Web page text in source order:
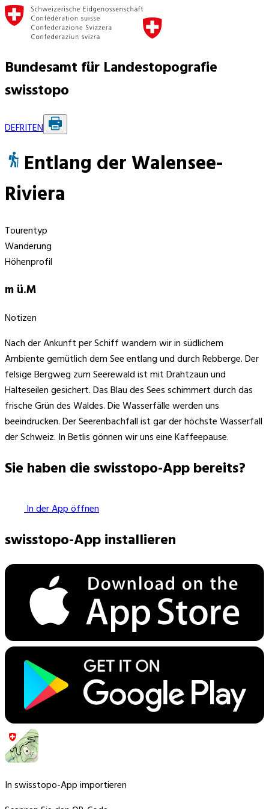
Bundesamt für Landestopografie
swisstopo
DEFRITEN
Entlang der Walensee-
Riviera
Tourentyp
Wanderung
Höhenprofil
m ü.M
Notizen
Nach der Ankunft per Schiff wandern wir in südlichem
Ambiente gemütlich dem See entlang und durch Rebberge. Der
felsige Bergweg zum Seerewald ist mit Drahtzaun und
Halteseilen gesichert. Das Blau des Sees schimmert durch das
frische Grün des Waldes. Die Wasserfälle werden uns
beeindrucken. Der Seerenbachfall ist gar der höchste Wasserfall
der Schweiz. In Betlis gönnen wir uns eine Kaffeepause.
Sie haben die swisstopo-App bereits?
In der App öffnen
swisstopo-App installieren
In swisstopo-App importieren